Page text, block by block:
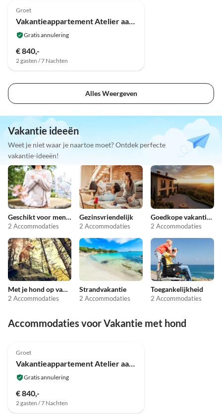
Groet
Gratis annulering
€ 840,-
2 gasten / 7 Nachten
Alles Weergeven
Vakantie ideeën
Weet je niet waar je naartoe moet? Ontdek perfecte
vakantie-ideeën!
Geschikt voor mensen met allergieën
2 Accommodaties
Gezinsvriendelijk
2 Accommodaties
Goedkope vakantieappartementen
2 Accommodaties
Met je hond op vakantie
2 Accommodaties
Strandvakantie
2 Accommodaties
Toegankelijkheid
2 Accommodaties
Accommodaties voor Vakantie met hond
Groet
Vakantieappartement Atelier aan Zee
Gratis annulering
€ 840,-
2 gasten / 7 Nachten